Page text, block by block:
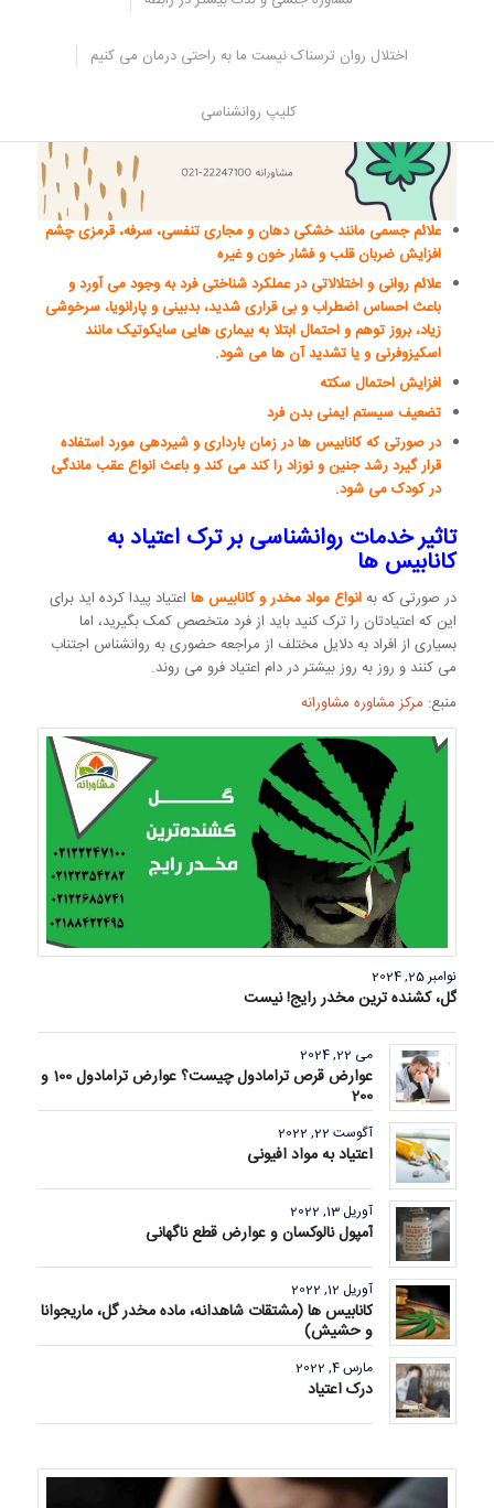
اختلال روان ترسناک نیست ما به راحتی درمان می کنیم
کلیپ روانشناسی
علائم جسمی مانند خشکی دهان و مجاری تنفسی، سرفه، قرمزی چشم
افزایش ضربان قلب و فشار خون و غیره
علائم روانی و اختلالاتی در عملکرد شناختی فرد به وجود می آورد و
باعث احساس اضطراب و بی قراری شدید، بدبینی و پارانویا، سرخوشی
زیاد، بروز توهم و احتمال ابتلا به بیماری هایی سایکوتیک مانند
اسکیزوفرنی و یا تشدید آن ها می شود.
افزایش احتمال سکته
تضعیف سیستم ایمنی بدن فرد
در صورتی که کانابیس ها در زمان بارداری و شیردهی مورد استفاده
قرار گیرد رشد جنین و نوزاد را کند می کند و باعث انواع عقب ماندگی
در کودک می شود.
تاثیر خدمات روانشناسی بر ترک اعتیاد به
کانابیس ها
در صورتی که بهانواع مواد مخدر و کانابیس هااعتیاد پیدا کرده اید برای
این که اعتیادتان را ترک کنید باید از فرد متخصص کمک بگیرید، اما
بسیاری از افراد به دلایل مختلف از مراجعه حضوری به روانشناس اجتناب
می کنند و روز به روز بیشتر در دام اعتیاد فرو می روند.
منبع: مرکز مشاوره مشاورانه
نوامبر 25, 2024
گل، کشنده ترین مخدر رایج! نیست
می 22, 2024
عوارض قرص ترامادول چیست؟ عوارض ترامادول 100 و
200
آگوست 22, 2022
اعتیاد به مواد افیونی
آوریل 13, 2022
آمپول نالوکسان و عوارض قطع ناگهانی
آوریل 12, 2022
کانابیس ها (مشتقات شاهدانه، ماده مخدر گل، ماریجوانا
و حشیش)
مارس 4, 2022
درک اعتیاد